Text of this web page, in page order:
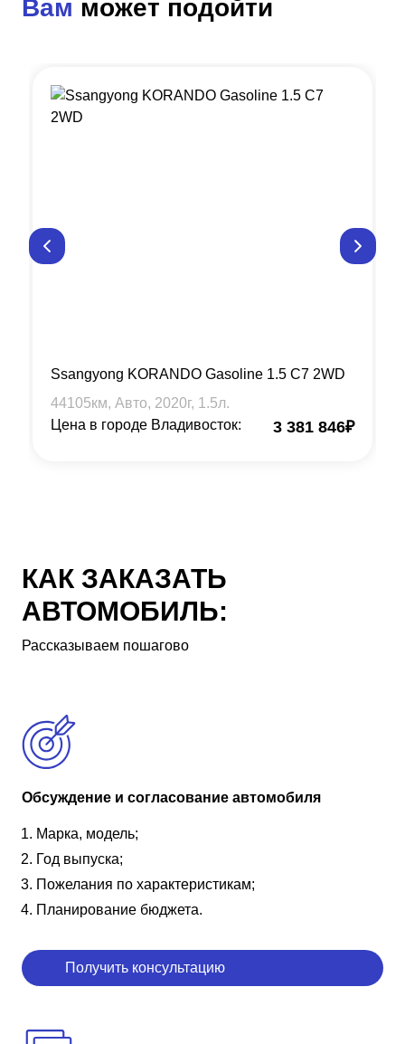
Вам может подойти
Ssangyong KORANDO Gasoline 1.5 C7 2WD
44105км, Авто, 2020г, 1.5л.
Цена в городе Владивосток:
3 381 846₽
КАК ЗАКАЗАТЬ
АВТОМОБИЛЬ:
Рассказываем пошагово
Обсуждение и согласование автомобиля
Марка, модель;
Год выпуска;
Пожелания по характеристикам;
Планирование бюджета.
Получить консультацию